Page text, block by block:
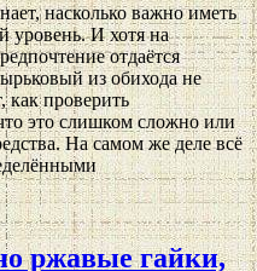
насколько важно иметь
уровень. И хотя на
отдаётся
из обихода не
как проверить
это слишком сложно или
На самом же деле всё
ржавые гайки,